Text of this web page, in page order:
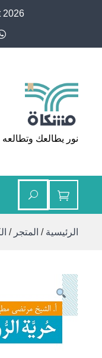
2026
مشكاة
نور يطالعك وتطالعه
الرئيسية / المتجر /